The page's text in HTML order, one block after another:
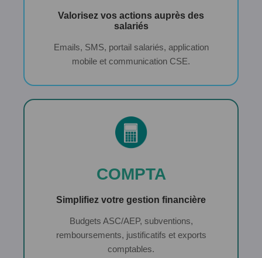
Valorisez vos actions auprès des
salariés
Emails, SMS, portail salariés, application
mobile et communication CSE.
COMPTA
Simplifiez votre gestion financière
Budgets ASC/AEP, subventions,
remboursements, justificatifs et exports
comptables.